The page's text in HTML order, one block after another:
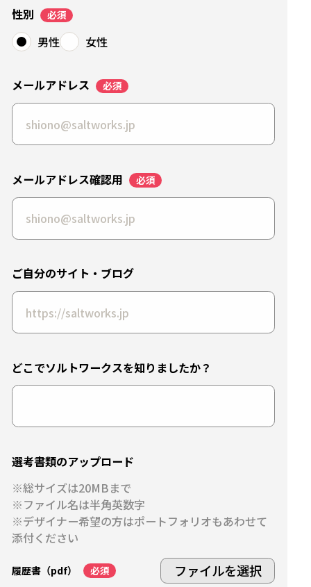
性別
男性
女性
メールアドレス
メールアドレス確認用
ご自分のサイト・ブログ
どこでソルトワークスを知りましたか？
選考書類のアップロード
総サイズは20MBまで
ファイル名は半角英数字
デザイナー希望の方はポートフォリオもあわせて
添付ください
履歴書（pdf） ファイルを選択